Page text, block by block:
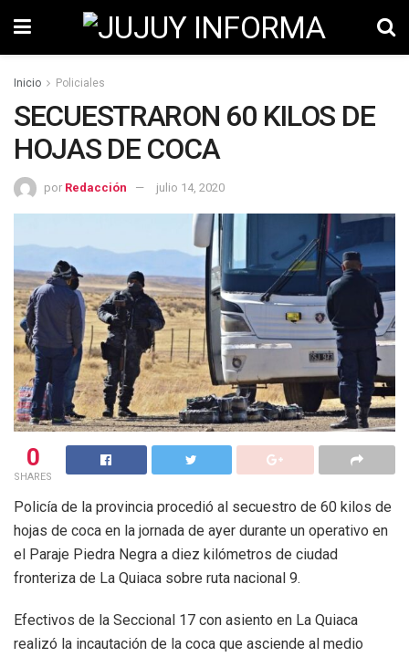
Inicio Policiales
SECUESTRARON 60 KILOS DE
HOJAS DE COCA
por Redacción julio 14, 2020
0
SHARES
Policía de la provincia procedió al secuestro de 60 kilos de
hojas de coca en la jornada de ayer durante un operativo en
el Paraje Piedra Negra a diez kilómetros de ciudad
fronteriza de La Quiaca sobre ruta nacional 9.
Efectivos de la Seccional 17 con asiento en La Quiaca
realizó la incautación de la coca que asciende al medio